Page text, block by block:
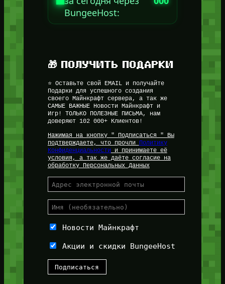
BungeeHost:
🎁 ПОЛУЧИТЬ ПОДАРКИ
⭐ Оставьте свой EMAIL и получайте
Подарки для успешного создания
своего Майнкрафт сервера, а так же
САМЫЕ ВАЖНЫЕ Новости Майнкрафт и
Игр! ТОЛЬКО ПОЛЕЗНЫЕ ПИСЬМА, нам
доверяют 102 000+ Клиентов!
Нажимая на кнопку " Подписаться " Вы
подтверждаете, что прочли
Политику
Конфиденциальностии принимаете её
условия, а так же даёте согласие на
обработку Персональных Данных
Новости Майнкрафт
Акции и скидки BungeeHost